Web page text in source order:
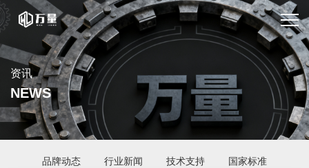
资讯
NEWS
品牌动态 行业新闻 技术支持 国家标准